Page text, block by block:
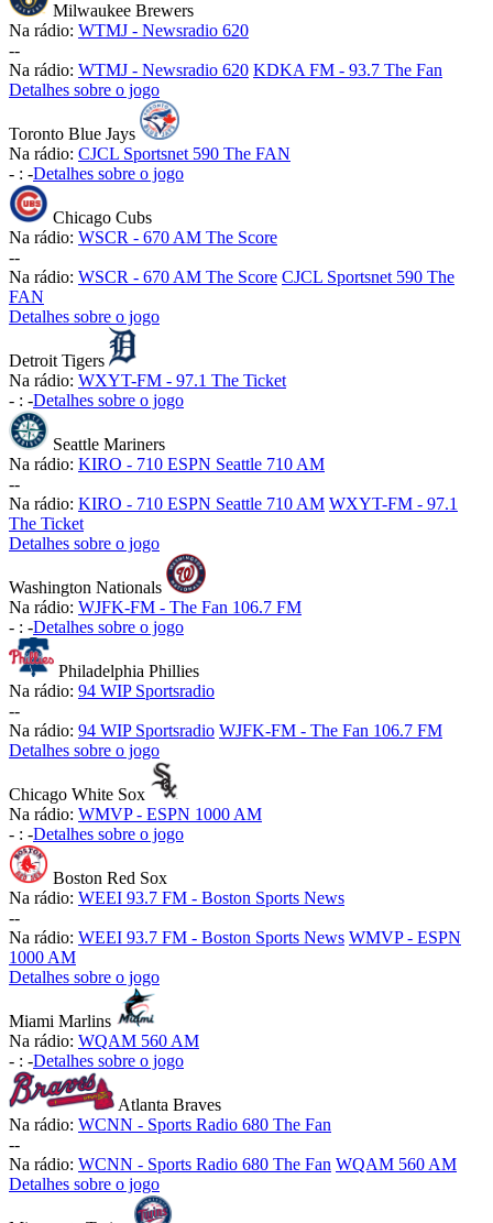
Milwaukee Brewers
Na rádio: WTMJ - Newsradio 620
--
Na rádio: WTMJ - Newsradio 620 KDKA FM - 93.7 The Fan
Detalhes sobre o jogo
Toronto Blue Jays
Na rádio: CJCL Sportsnet 590 The FAN
- : -Detalhes sobre o jogo
Chicago Cubs
Na rádio: WSCR - 670 AM The Score
--
Na rádio: WSCR - 670 AM The Score CJCL Sportsnet 590 The
FAN
Detalhes sobre o jogo
Detroit Tigers
Na rádio: WXYT-FM - 97.1 The Ticket
- : -Detalhes sobre o jogo
Seattle Mariners
Na rádio: KIRO - 710 ESPN Seattle 710 AM
--
Na rádio: KIRO - 710 ESPN Seattle 710 AM WXYT-FM - 97.1
The Ticket
Detalhes sobre o jogo
Washington Nationals
Na rádio: WJFK-FM - The Fan 106.7 FM
- : -Detalhes sobre o jogo
Philadelphia Phillies
Na rádio: 94 WIP Sportsradio
--
Na rádio: 94 WIP Sportsradio WJFK-FM - The Fan 106.7 FM
Detalhes sobre o jogo
Chicago White Sox
Na rádio: WMVP - ESPN 1000 AM
- : -Detalhes sobre o jogo
Boston Red Sox
Na rádio: WEEI 93.7 FM - Boston Sports News
--
Na rádio: WEEI 93.7 FM - Boston Sports News WMVP - ESPN
1000 AM
Detalhes sobre o jogo
Miami Marlins
Na rádio: WQAM 560 AM
- : -Detalhes sobre o jogo
Atlanta Braves
Na rádio: WCNN - Sports Radio 680 The Fan
--
Na rádio: WCNN - Sports Radio 680 The Fan WQAM 560 AM
Detalhes sobre o jogo